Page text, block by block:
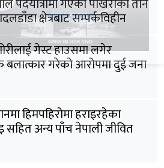
पदयात्रामा गएका पोखराका तीन
क्षेत्रबाट सम्पर्कविहीन
गेस्ट हाउसमा लगेर
बलात्कार गरेको आरोपमा दुई जना
हिमपहिरोमा हराइरहेका
सहित अन्य पाँच नेपाली जीवित